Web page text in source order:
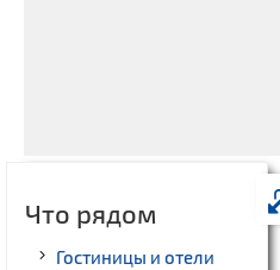
Что рядом
Гостиницы и отели